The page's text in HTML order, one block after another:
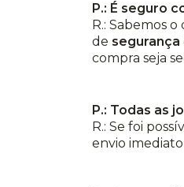
P.: É seguro
R.: Sabemos
de segurança
compra seja
P.: Todas as
R.: Se foi
envio